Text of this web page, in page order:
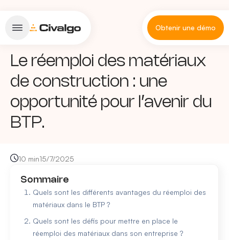
Obtenir une démo
Le réemploi des matériaux
de construction : une
opportunité pour l’avenir du
BTP.
10 min15/7/2025
Sommaire
Quels sont les différents avantages du réemploi des
matériaux dans le BTP ?
Quels sont les défis pour mettre en place le
réemploi des matériaux dans son entreprise ?